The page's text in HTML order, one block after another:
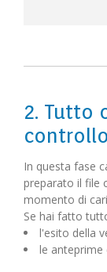
2. Tutto
controllo
In questa fase
preparato il file
momento di
Se hai fatto
l'esito della
le anteprime